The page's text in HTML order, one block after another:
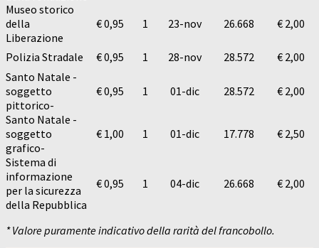
Museo storico
della
Liberazione
€ 0,95 1 23-nov 26.668 € 2,00
Polizia Stradale € 0,95 1 28-nov 28.572
€ 2,00
Santo Natale -
soggetto
pittorico-
€ 0,95 1 01-dic 28.572
€ 2,00
Santo Natale -
soggetto
grafico-
€ 1,00 1 01-dic 17.778
€ 2,50
Sistema di
informazione
per la sicurezza
della Repubblica
€ 0,95 1 04-dic 26.668 € 2,00
* Valore puramente indicativo della rarità del francobollo.